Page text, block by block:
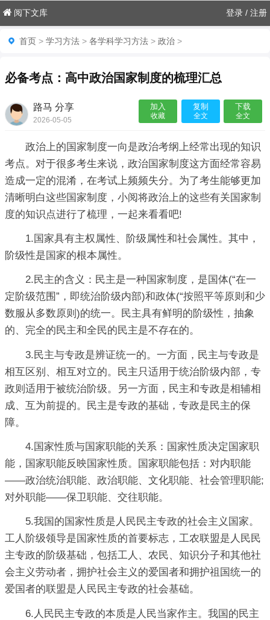
阅下文库 登录 / 注册
首页 > 学习方法 > 各学科学习方法 > 政治 >
必备考点：高中政治国家制度的梳理汇总
路马 分享
2026-05-05
加入
收藏
复制
全文
下载
全文
政治上的国家制度一向是政治考纲上经常出现的知识
考点。对于很多考生来说，政治国家制度这方面经常容易
造成一定的混淆，在考试上频频失分。为了考生能够更加
清晰明白这些国家制度，小阅将政治上的这些有关国家制
度的知识点进行了梳理，一起来看看吧!
1.国家具有主权属性、阶级属性和社会属性。其中，
阶级性是国家的根本属性。
2.民主的含义：民主是一种国家制度，是国体(“在一
定阶级范围”，即统治阶级内部)和政体(“按照平等原则和少
数服从多数原则)的统一。民主具有鲜明的阶级性，抽象
的、完全的民主和全民的民主是不存在的。
3.民主与专政是辨证统一的。一方面，民主与专政是
相互区别、相互对立的。民主只适用于统治阶级内部，专
政则适用于被统治阶级。另一方面，民主和专政是相辅相
成、互为前提的。民主是专政的基础，专政是民主的保
障。
4.国家性质与国家职能的关系：国家性质决定国家职
能，国家职能反映国家性质。国家职能包括：对内职能
——政治统治职能、政治职能、文化职能、社会管理职能;
对外职能——保卫职能、交往职能。
5.我国的国家性质是人民民主专政的社会主义国家。
工人阶级领导是国家性质的首要标志，工农联盟是人民民
主专政的阶级基础，包括工人、农民、知识分子和其他社
会主义劳动者，拥护社会主义的爱国者和拥护祖国统一的
爱国者的联盟是人民民主专政的社会基础。
6.人民民主专政的本质是人民当家作主。我国的民主